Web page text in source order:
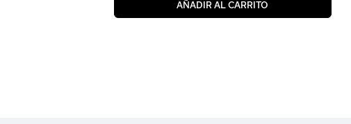
AÑADIR AL CARRITO